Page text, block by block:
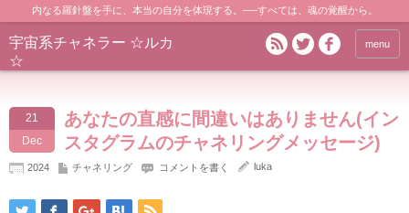
内なる羅針盤を手に、本当の自分を体現する。──すべては、魂の覚醒から。
宇宙系チャネラー ☆ルカ
☆
menu
21
Dec
あなたの直感に間違いはありません(イン
スタグラムのチャネリングメッセージ)
2024 チャネリング コメントを書く luka